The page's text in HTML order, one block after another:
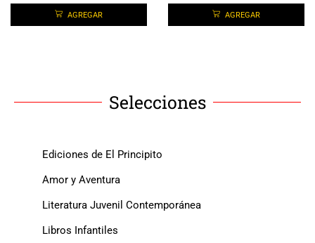
AGREGAR AGREGAR
Selecciones
Ediciones de El Principito
Amor y Aventura
Literatura Juvenil Contemporánea
Libros Infantiles